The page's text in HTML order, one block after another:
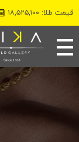
قیمت طلا: ۱۸,۵۲۵,۱۰۰